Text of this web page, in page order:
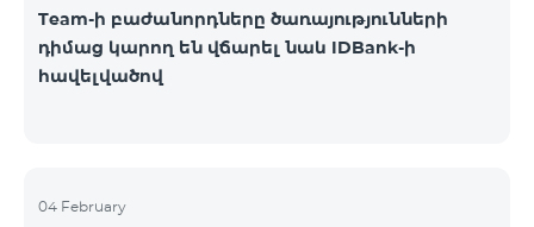
Team-ի բաժանորդները ծառայությունների
դիմաց կարող են վճարել նաև IDBank-ի
հավելվածով
04 February